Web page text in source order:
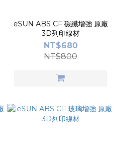
eSUN ABS CF 碳纖增強 原廠
3D列印線材
NT$680
NT$800